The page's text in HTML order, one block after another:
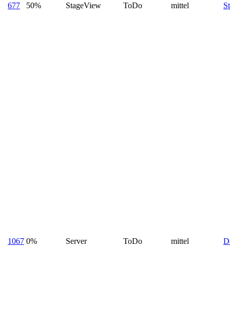
677 50% StageView ToDo mittel
1067 0% Server ToDo mittel